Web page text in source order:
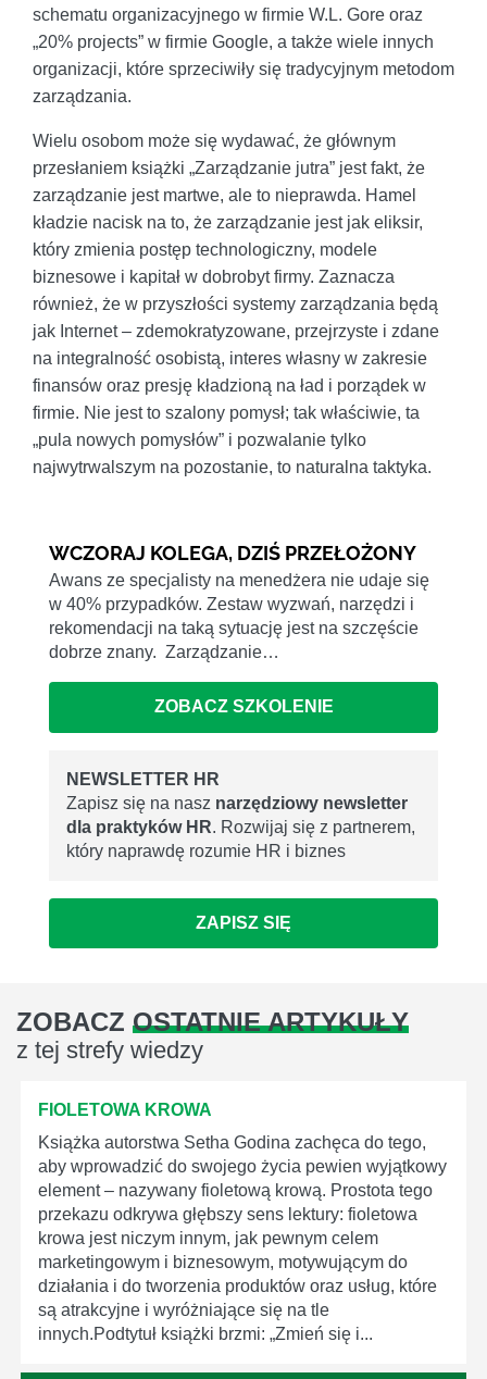
schematu organizacyjnego w firmie W.L. Gore oraz
„20% projects” w firmie Google, a także wiele innych
organizacji, które sprzeciwiły się tradycyjnym metodom
zarządzania.
Wielu osobom może się wydawać, że głównym
przesłaniem książki „Zarządzanie jutra” jest fakt, że
zarządzanie jest martwe, ale to nieprawda. Hamel
kładzie nacisk na to, że zarządzanie jest jak eliksir,
który zmienia postęp technologiczny, modele
biznesowe i kapitał w dobrobyt firmy. Zaznacza
również, że w przyszłości systemy zarządzania będą
jak Internet – zdemokratyzowane, przejrzyste i zdane
na integralność osobistą, interes własny w zakresie
finansów oraz presję kładzioną na ład i porządek w
firmie. Nie jest to szalony pomysł; tak właściwie, ta
„pula nowych pomysłów” i pozwalanie tylko
najwytrwalszym na pozostanie, to naturalna taktyka.
WCZORAJ KOLEGA, DZIŚ PRZEŁOŻONY
Awans ze specjalisty na menedżera nie udaje się
w 40% przypadków. Zestaw wyzwań, narzędzi i
rekomendacji na taką sytuację jest na szczęście
dobrze znany. Zarządzanie…
ZOBACZ SZKOLENIE
NEWSLETTER HR
Zapisz się na nasz narzędziowy newsletter
dla praktyków HR. Rozwijaj się z partnerem,
który naprawdę rozumie HR i biznes
ZAPISZ SIĘ
ZOBACZ OSTATNIE ARTYKUŁY
z tej strefy wiedzy
FIOLETOWA KROWA
Książka autorstwa Setha Godina zachęca do tego,
aby wprowadzić do swojego życia pewien wyjątkowy
element – nazywany fioletową krową. Prostota tego
przekazu odkrywa głębszy sens lektury: fioletowa
krowa jest niczym innym, jak pewnym celem
marketingowym i biznesowym, motywującym do
działania i do tworzenia produktów oraz usług, które
są atrakcyjne i wyróżniające się na tle
innych.Podtytuł książki brzmi: „Zmień się i...